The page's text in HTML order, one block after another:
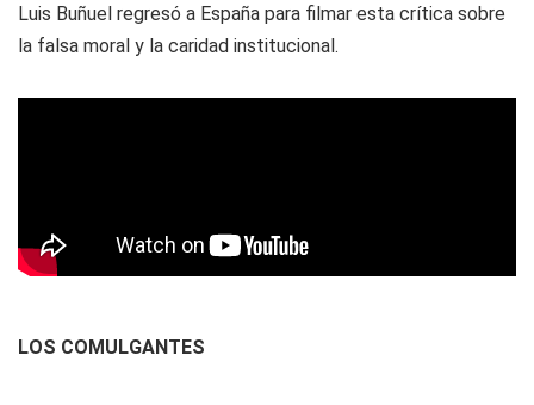
Luis Buñuel regresó a España para filmar esta crítica sobre
la falsa moral y la caridad institucional.
LOS COMULGANTES